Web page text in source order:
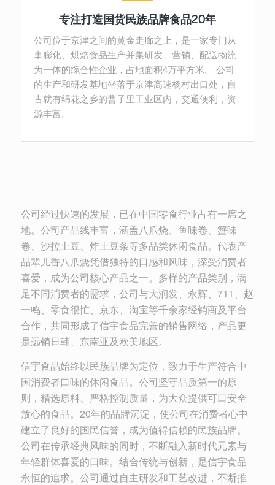
专注打造国货民族品牌食品20年
公司位于京津之间的黄金走廊之上，是一家专门从
事膨化、烘焙食品生产并集研发、营销、配送物流
为一体的综合性企业，占地面积4万平方米。 公司
的生产和研发基地坐落于京津高速杨村出口处，自
古就有绢花之乡的曹子里工业区内，交通便利，资
源丰富。
公司经过快速的发展，已在中国零食行业占有一席之
地。公司产品线丰富，涵盖八爪烧、鱼味卷、蟹味
卷、沙拉土豆、炸土豆条等多品类休闲食品。代表产
品辈儿香八爪烧凭借独特的口感和风味，深受消费者
喜爱，成为公司核心产品之一。多样的产品类别，满
足不同消费者的需求，公司与大润发、永辉、711、赵
一鸣、零食很忙、京东、淘宝等千余家经销商及平台
合作，共同形成了信宇食品完善的销售网络，产品更
是远销日韩、东南亚及欧美地区。
信宇食品始终以民族品牌为定位，致力于生产符合中
国消费者口味的休闲食品。公司坚守品质第一的原
则，精选原料、严格控制质量，为大众提供可口安全
放心的食品。20年的品牌沉淀，使公司在消费者心中
建立了良好的国民信誉，成为值得信赖的民族品牌。
公司在传承经典风味的同时，不断融入新时代元素与
年轻群体喜爱的口味。结合传统与创新，是信宇食品
永恒的追求。公司通过自主研发和工艺改进，不断推